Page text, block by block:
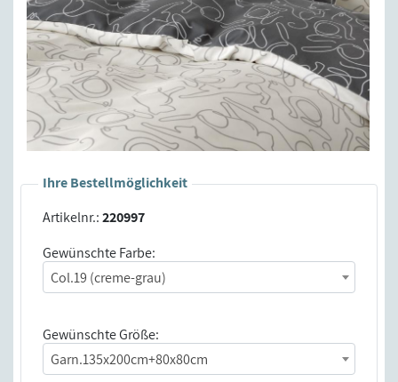
Ihre Bestellmöglichkeit
Artikelnr.:220997
Gewünschte Farbe:
Col.19 (creme-grau)
Gewünschte Größe:
Garn.135x200cm+80x80cm